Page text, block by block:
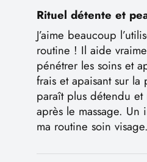
Rituel détente et
J’aime beaucoup
routine ! Il aide
pénétrer les soins et
frais et apaisant sur
paraît plus détendu et
après le massage. Un
ma routine soin visage.